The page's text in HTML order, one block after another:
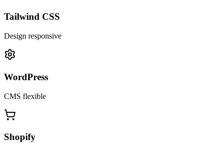
Tailwind CSS
Design responsive
WordPress
CMS flexible
Shopify